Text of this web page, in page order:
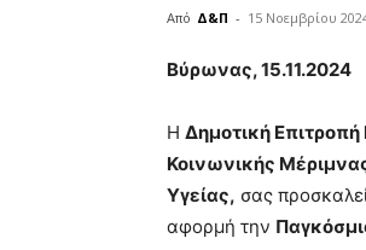
Από Δ&Π - 15 Νοεμβρίου
blonde
lesbians
hot
cam
show.desi
brandi
Βύρωνας,15.11.2024
Η Δημοτική
Κοινωνικής
Υγείας, σας
αφορμή την